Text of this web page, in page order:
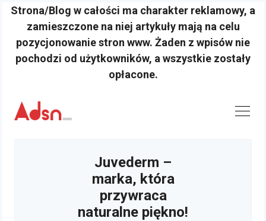
Strona/Blog w całości ma charakter reklamowy, a
zamieszczone na niej artykuły mają na celu
pozycjonowanie stron www. Żaden z wpisów nie
pochodzi od użytkowników, a wszystkie zostały
opłacone.
content
Juvederm –
marka, która
przywraca
naturalne piękno!